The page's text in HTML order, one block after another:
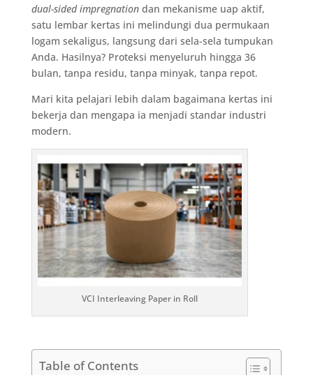
dual-sided impregnationdan mekanisme uap aktif,
satu lembar kertas ini melindungi dua permukaan
logam sekaligus, langsung dari sela-sela tumpukan
Anda. Hasilnya? Proteksi menyeluruh hingga 36
bulan, tanpa residu, tanpa minyak, tanpa repot.
Mari kita pelajari lebih dalam bagaimana kertas ini
bekerja dan mengapa ia menjadi standar industri
modern.
VCI Interleaving Paper in Roll
Table of Contents